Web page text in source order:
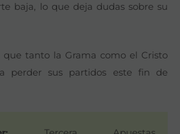
baja, lo que deja dudas sobre su
que tanto la Grama como el Cristo
perder sus partidos este fin de